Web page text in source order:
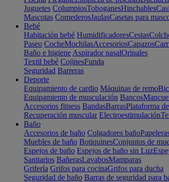
Juguetes ColumpiosToboganesHinchables
Mascotas ComederosJaulasCasetas para
Bebé
Habitación bebé HumidificadoresCestas
Paseo CocheMochilasAccesoriosCapazos
Baño e higiene Aspirador nasalOrinales
Textil bebé CojinesFunda
Seguridad Barreras
Deporte
Equipamiento de cardio Máquinas de remo
Equipamiento de musculación Bancos
Accesorios fitness BandasBarrasPlataforma
Recuperación muscular Electroestimulación
Baño
Accesorios de baño Colgadores baño
Muebles de baño BotiquinesConjuntos de
Espejos de baño Espejos de baño sin Luz
Sanitarios BañerasLavabosMamparas
Grifería Grifos para cocinaGrifos para ducha
Seguridad de baño Barras de seguridad para